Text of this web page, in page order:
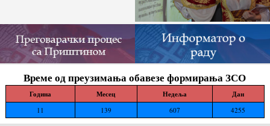
Време од преузимања обавезе формирања ЗСО
Година Месец Недеља Дан
11 139 607 4255